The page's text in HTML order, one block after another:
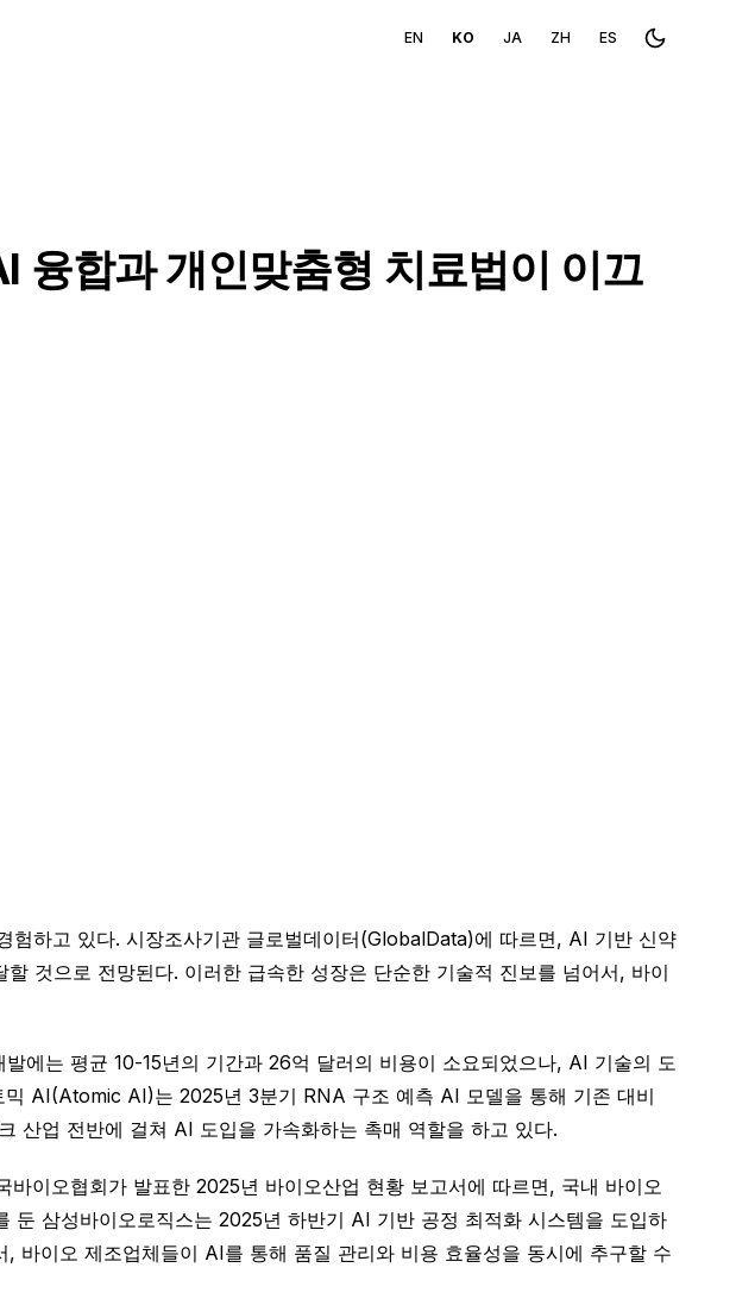
EN KO JA ZH ES Toggle
융합과 개인맞춤형 치료법이 이끄
하고 있다. 시장조사기관 글로벌데이터(GlobalData)에 따르면, AI 기반 신약
것으로 전망된다. 이러한 급속한 성장은 단순한 기술적 진보를 넘어서, 바이
에는 평균 10-15년의 기간과 26억 달러의 비용이 소요되었으나, AI 기술의 도
AI(Atomic AI)는 2025년 3분기 RNA 구조 예측 AI 모델을 통해 기존 대비
산업 전반에 걸쳐 AI 도입을 가속화하는 촉매 역할을 하고 있다.
이오협회가 발표한 2025년 바이오산업 현황 보고서에 따르면, 국내 바이오
삼성바이오로직스는 2025년 하반기 AI 기반 공정 최적화 시스템을 도입하
바이오 제조업체들이 AI를 통해 품질 관리와 비용 효율성을 동시에 추구할 수